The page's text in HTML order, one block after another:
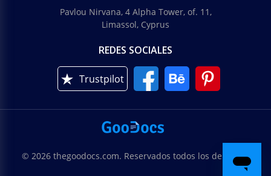
Pavlou Nirvana, 4 Alpha Tower, of. 11,
Limassol, Cyprus
REDES SOCIALES
Trustpilot
© 2026 thegoodocs.com. Reservados todos los derechos